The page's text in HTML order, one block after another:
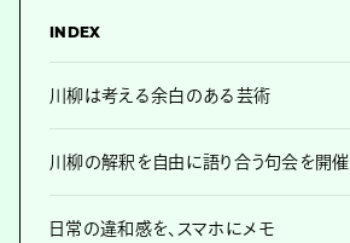
INDEX
川柳は考える余白のある芸術
川柳の解釈を自由に語り合う句会を開催
日常の違和感を、スマホにメモ